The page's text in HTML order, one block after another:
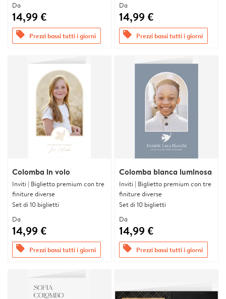
Da
14,99 €
offers Prezzi bassi tutti i giorni
Da
14,99 €
offers Prezzi bassi tutti i giorni
Colomba in volo
Inviti | Biglietto premium con tre
finiture diverse
Set di 10 biglietti
Da
14,99 €
offers Prezzi bassi tutti i giorni
Colomba bianca luminosa
Inviti | Biglietto premium con tre
finiture diverse
Set di 10 biglietti
Da
14,99 €
offers Prezzi bassi tutti i giorni